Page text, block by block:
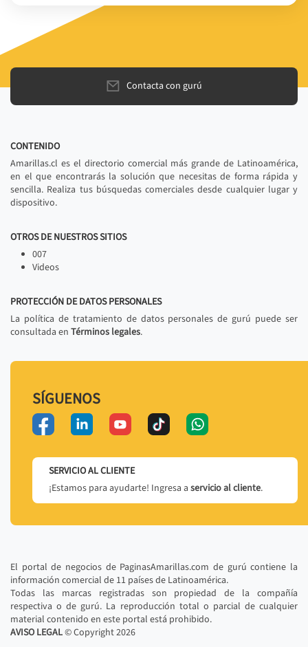
Contacta con gurú
CONTENIDO
Amarillas.cl es el directorio comercial más grande de Latinoamérica,
en el que encontrarás la solución que necesitas de forma rápida y
sencilla. Realiza tus búsquedas comerciales desde cualquier lugar y
dispositivo.
OTROS DE NUESTROS SITIOS
007
Videos
PROTECCIÓN DE DATOS PERSONALES
La política de tratamiento de datos personales de gurú puede ser
consultada en Términos legales.
SÍGUENOS
SERVICIO AL CLIENTE
¡Estamos para ayudarte! Ingresa a servicio al cliente.
El portal de negocios de PaginasAmarillas.com de gurú contiene la
información comercial de 11 países de Latinoamérica.
Todas las marcas registradas son propiedad de la compañía
respectiva o de gurú. La reproducción total o parcial de cualquier
material contenido en este portal está prohibido.
AVISO LEGAL© Copyright2026